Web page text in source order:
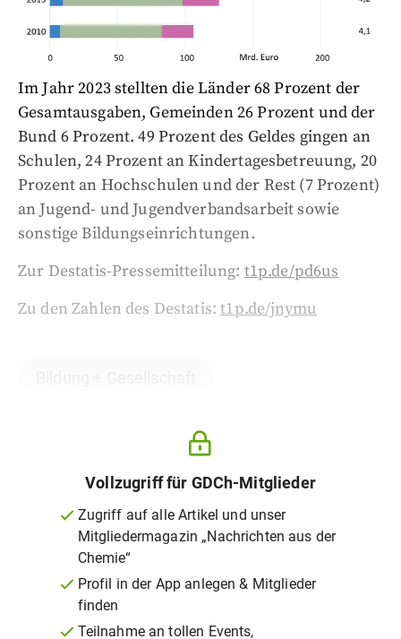
Im Jahr 2023 stellten die Länder 68 Prozent der
Gesamtausgaben, Gemeinden 26 Prozent und der
Bund 6 Prozent. 49 Prozent des Geldes gingen an
Schulen, 24 Prozent an Kindertagesbetreuung, 20
Prozent an Hochschulen und der Rest (7 Prozent)
an Jugend- und Jugendverbandsarbeit sowie
sonstige Bildungseinrichtungen.
Zur Destatis-Pressemitteilung: t1p.de/pd6us
Zu den Zahlen des Destatis:t1p.de/jnymu
Vollzugriff für GDCh-Mitglieder
Zugriff auf alle Artikel und unser
Mitgliedermagazin „Nachrichten aus der
Chemie“
Profil in der App anlegen & Mitglieder
finden
Teilnahme an tollen Events,